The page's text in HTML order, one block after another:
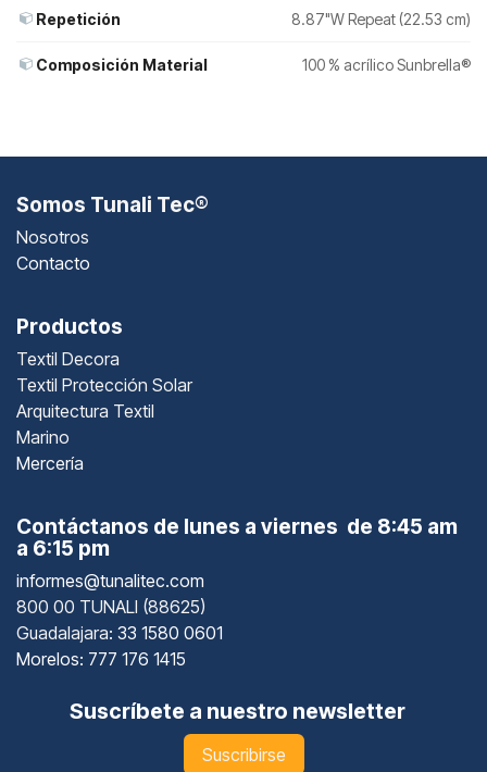
Repetición 8.87"W Repeat (22.53 cm)
Composición Material 100 % acrílico Sunbrella®
Somos Tunali Tec®
Nosotros
Contacto
Productos
Textil Decora
Textil Protección Solar
Arquitectura Textil
Marino
Mercería
Contáctanos de lunes a viernes de 8:45 am
a 6:15 pm
informes@tunalitec.com
800 00 TUNALI (88625)
Guadalajara: 33 1580 0601
Morelos: 777 176 1415
Suscríbete a nuestro newsletter
Suscribirse